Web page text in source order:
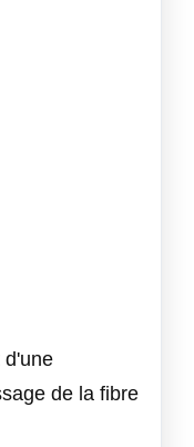
d'une
de la fibre